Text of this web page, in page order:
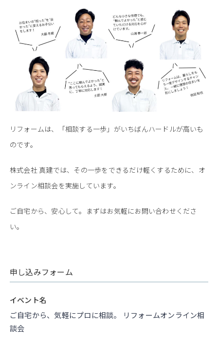
リフォームは、「相談する一歩」がいちばんハードルが高いも
のです。
株式会社 真建では、その一歩をできるだけ軽くするために、オ
ンライン相談会を実施しています。
ご自宅から、安心して。まずはお気軽にお問い合わせくださ
い。
申し込みフォーム
イベント名
ご自宅から、気軽にプロに相談。 リフォームオンライン相
談会